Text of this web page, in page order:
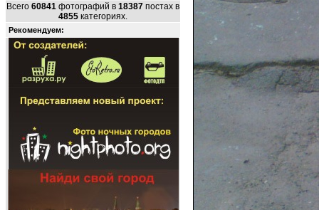
Всего 60841 фотографий в 18387 постах в
4855 категориях.
Рекомендуем: